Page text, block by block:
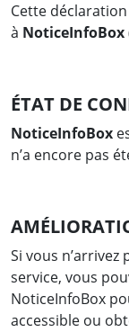
Cette déclaration
à NoticeInfoBox
ÉTAT DE
NoticeInfoBox
n’a encore pas
Si vous
service, vous
NoticeInfoBox
accessible ou